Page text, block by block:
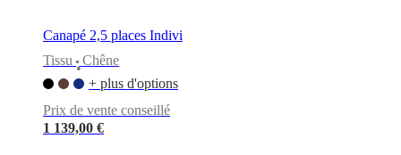
Canapé 2,5 places Indivi
Tissu
•
Chêne
+ plus d'options
Prix de vente conseillé
1 139,00 €